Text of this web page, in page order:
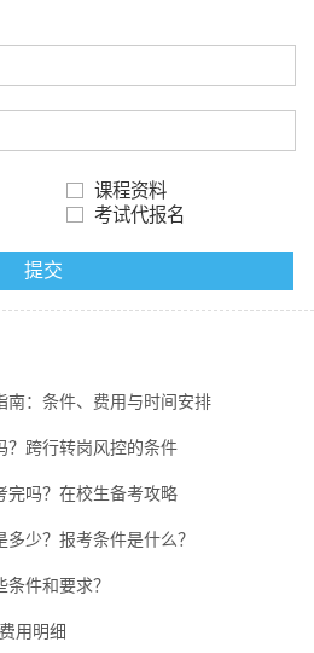
课程资料
考试代报名
提交
南：条件、费用与时间安排
？跨行转岗风控的条件
完吗？在校生备考攻略
多少？报考条件是什么？
条件和要求？
用明细